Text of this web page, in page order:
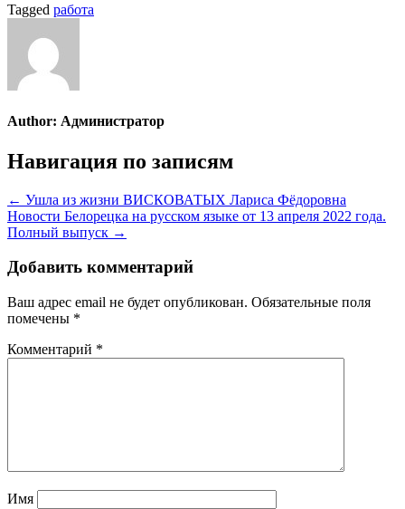
Tagged работа
Author: Администратор
Навигация по записям
← Ушла из жизни ВИСКОВАТЫХ Лариса Фёдоровна
Новости Белорецка на русском языке от 13 апреля 2022 года.
Полный выпуск →
Добавить комментарий
Ваш адрес email не будет опубликован. Обязательные поля
помечены *
Комментарий *
Имя